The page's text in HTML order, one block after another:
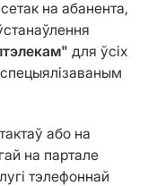
на абанента,
для ўсіх
або на
на партале
тэлефоннай